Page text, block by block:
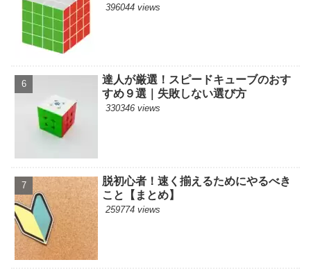
396044 views
達人が厳選！スピードキューブのおす
すめ９選｜失敗しない選び方
330346 views
脱初心者！速く揃えるためにやるべき
こと【まとめ】
259774 views